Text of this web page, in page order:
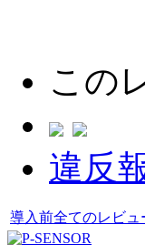
この
違反
導入前全てのレビュ